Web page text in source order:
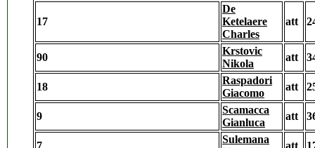
17
De
Ketelaere
Charles
att
90
Krstovic
Nikola
att
18
Raspadori
Giacomo
att
9
Scamacca
Gianluca
att
7
Sulemana
att